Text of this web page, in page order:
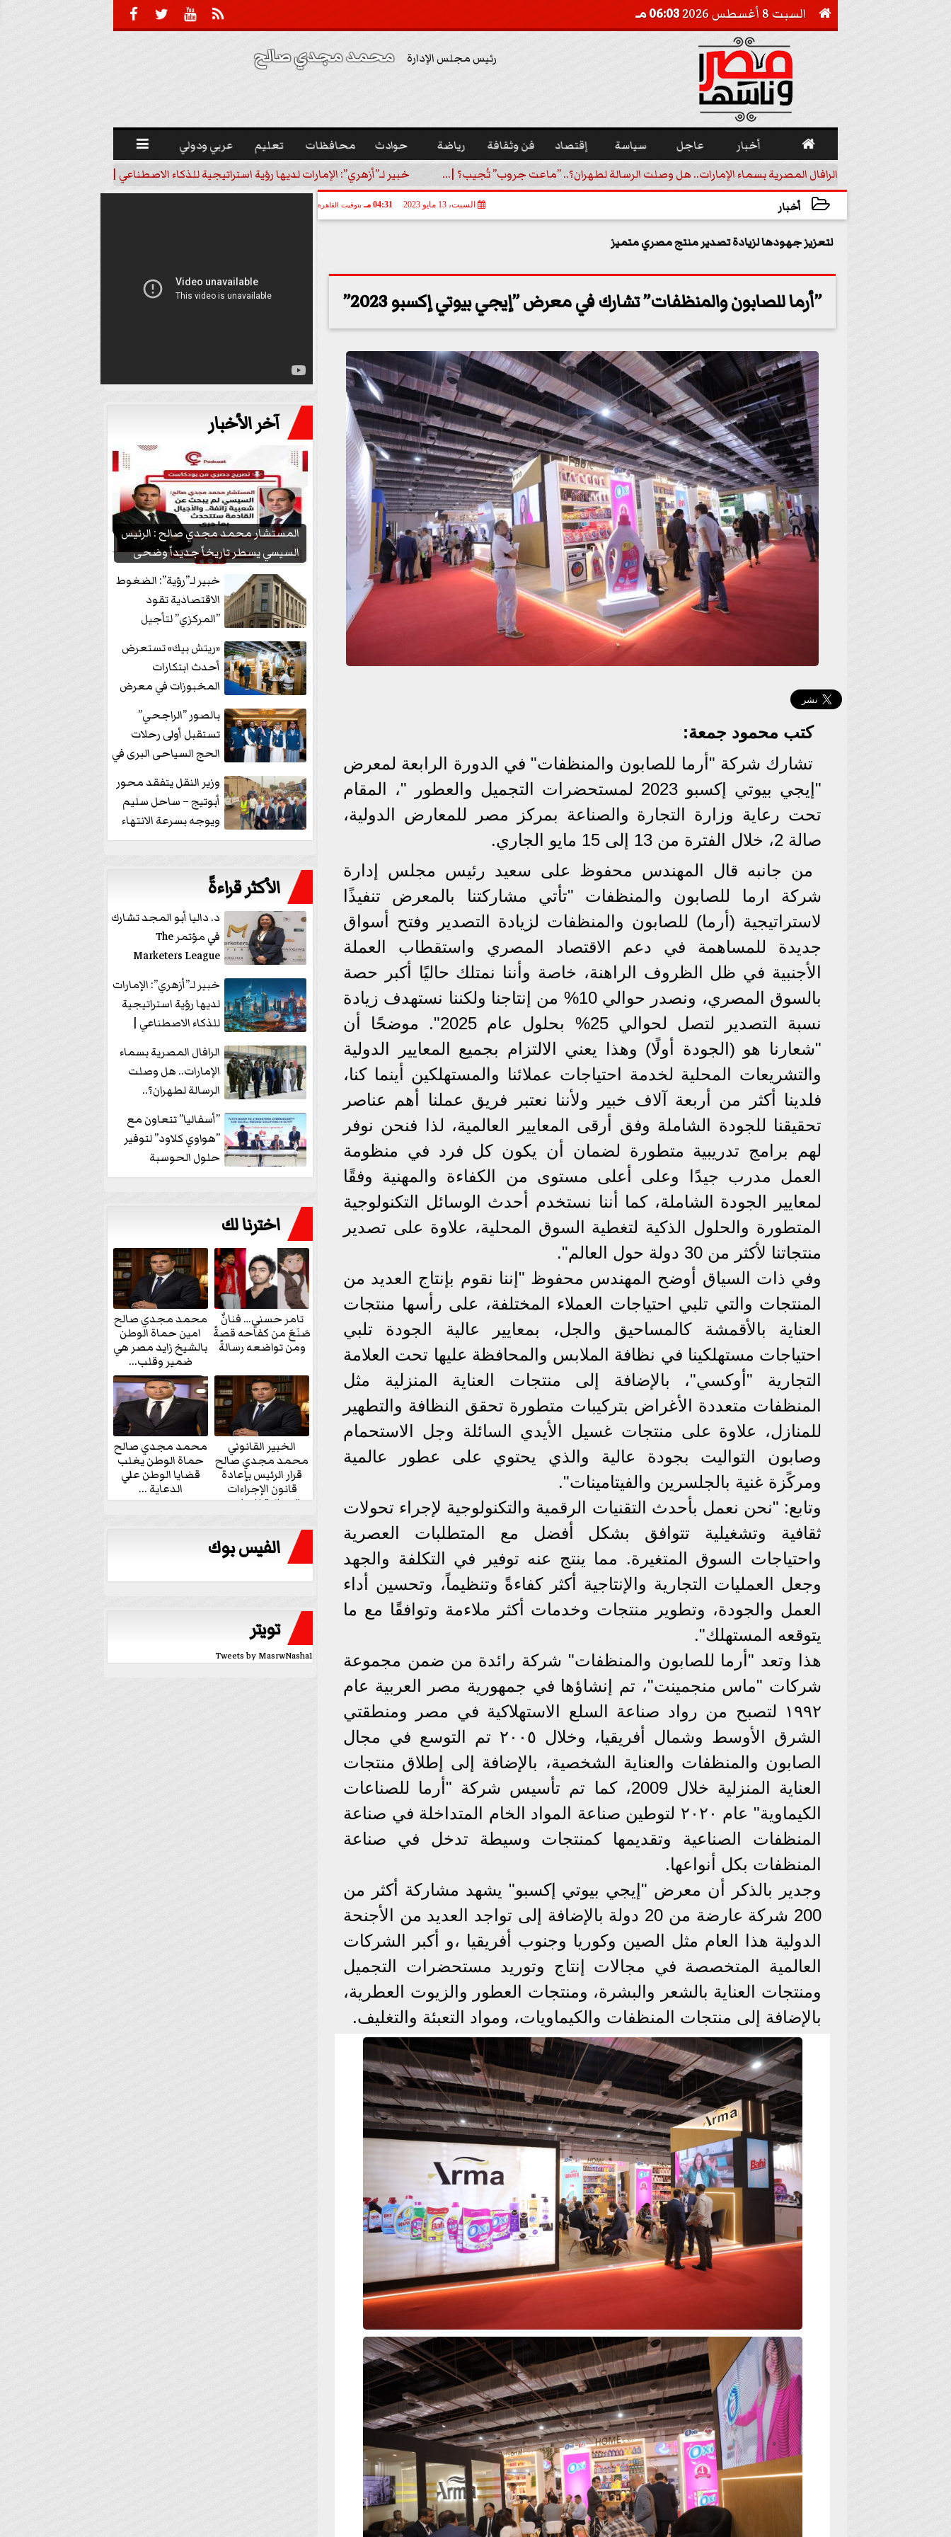
  

 السبت 8 أغسطس 2026 06:03 مـ
رئيس مجلس الإدارة محمد مجدي صالح
 أخبار عاجل سياسة إقتصاد فن وثقافة رياضة حوادث محافظات تعليم عربي ودولي 
الرافال المصرية بسماء الإمارات.. هل وصلت الرسالة لطهران؟.. ”ماعت جروب” تُجيب؟ |... خبير لـ”أزهري”: الإمارات لديها رؤية استراتيجية للذكاء الاصطناعي | فيديو
أخبار السبت، 13 مايو 2023 04:31 مـ بتوقيت القاهرة
2023-05-13 16:31:23
لتعزيز جهودها لزيادة تصدير منتج مصري متميز
”أرما للصابون والمنظفات” تشارك في معرض ”إيجي بيوتي إكسبو 2023”
كتب محمود جمعة:
تشارك شركة "أرما للصابون والمنظفات" في الدورة الرابعة لمعرض
"إيجي بيوتي إكسبو 2023 لمستحضرات التجميل والعطور "، المقام
تحت رعاية وزارة التجارة والصناعة بمركز مصر للمعارض الدولية،
صالة 2، خلال الفترة من 13 إلى 15 مايو الجاري.
من جانبه قال المهندس محفوظ على سعيد رئيس مجلس إدارة
شركة ارما للصابون والمنظفات "تأتي مشاركتنا بالمعرض تنفيذًا
لاستراتيجية (أرما) للصابون والمنظفات لزيادة التصدير وفتح أسواق
جديدة للمساهمة في دعم الاقتصاد المصري واستقطاب العملة
الأجنبية في ظل الظروف الراهنة، خاصة وأننا نمتلك حاليًا أكبر حصة
بالسوق المصري، ونصدر حوالي 10% من إنتاجنا ولكننا نستهدف زيادة
نسبة التصدير لتصل لحوالي 25% بحلول عام 2025". موضحًا أن
"شعارنا هو (الجودة أولًا) وهذا يعني الالتزام بجميع المعايير الدولية
والتشريعات المحلية لخدمة احتياجات عملائنا والمستهلكين أينما كنا،
فلدينا أكثر من أربعة آلاف خبير ولأننا نعتبر فريق عملنا أهم عناصر
تحقيقنا للجودة الشاملة وفق أرقى المعايير العالمية، لذا فنحن نوفر
لهم برامج تدريبية متطورة لضمان أن يكون كل فرد في منظومة
العمل مدرب جيدًا وعلى أعلى مستوى من الكفاءة والمهنية وفقًا
لمعايير الجودة الشاملة، كما أننا نستخدم أحدث الوسائل التكنولوجية
المتطورة والحلول الذكية لتغطية السوق المحلية، علاوة على تصدير
منتجاتنا لأكثر من 30 دولة حول العالم".
وفي ذات السياق أوضح المهندس محفوظ "إننا نقوم بإنتاج العديد من
المنتجات والتي تلبي احتياجات العملاء المختلفة، على رأسها منتجات
العناية بالأقمشة كالمساحيق والجل، بمعايير عالية الجودة تلبي
احتياجات مستهلكينا في نظافة الملابس والمحافظة عليها تحت العلامة
التجارية "أوكسي"، بالإضافة إلى منتجات العناية المنزلية مثل
المنظفات متعددة الأغراض بتركيبات متطورة تحقق النظافة والتطهير
للمنازل، علاوة على منتجات غسيل الأيدي السائلة وجل الاستحمام
وصابون التواليت بجودة عالية والذي يحتوي على عطور عالمية
ومركًزة غنية بالجلسرين والفيتامينات".
وتابع: "نحن نعمل بأحدث التقنيات الرقمية والتكنولوجية لإجراء تحولات
ثقافية وتشغيلية تتوافق بشكل أفضل مع المتطلبات العصرية
واحتياجات السوق المتغيرة. مما ينتج عنه توفير في التكلفة والجهد
وجعل العمليات التجارية والإنتاجية أكثر كفاءةً وتنظيماً، وتحسين أداء
العمل والجودة، وتطوير منتجات وخدمات أكثر ملاءمة وتوافقًا مع ما
يتوقعه المستهلك".
هذا وتعد "أرما للصابون والمنظفات" شركة رائدة من ضمن مجموعة
شركات "ماس منجمينت"، تم إنشاؤها في جمهورية مصر العربية عام
١٩٩٢ لتصبح من رواد صناعة السلع الاستهلاكية في مصر ومنطقتي
الشرق الأوسط وشمال أفريقيا، وخلال ٢٠٠٥ تم التوسع في مجال
الصابون والمنظفات والعناية الشخصية، بالإضافة إلى إطلاق منتجات
العناية المنزلية خلال 2009، كما تم تأسيس شركة "أرما للصناعات
الكيماوية" عام ٢٠٢٠ لتوطين صناعة المواد الخام المتداخلة في صناعة
المنظفات الصناعية وتقديمها كمنتجات وسيطة تدخل في صناعة
المنظفات بكل أنواعها.
وجدير بالذكر أن معرض "إيجي بيوتي إكسبو" يشهد مشاركة أكثر من
200 شركة عارضة من 20 دولة بالإضافة إلى تواجد العديد من الأجنحة
الدولية هذا العام مثل الصين وكوريا وجنوب أفريقيا ،و أكبر الشركات
العالمية المتخصصة في مجالات إنتاج وتوريد مستحضرات التجميل
ومنتجات العناية بالشعر والبشرة، ومنتجات العطور والزيوت العطرية،
بالإضافة إلى منتجات المنظفات والكيماويات، ومواد التعبئة والتغليف.
آخر الأخبار
المستشار محمد مجدي صالح : الرئيس
السيسي يسطر تاريخاً جديداً وضحى
بشعبيته...
خبير لـ”رؤية”: الضغوط
الاقتصادية تقود
”المركزي” لتأجيل
«ريتش بيك» تستعرض
أحدث ابتكارات
المخبوزات في معرض
منتجات...
بالصور ”الراجحي”
تستقبل أولى رحلات
الحج السياحى البرى في
وزير النقل يتفقد محور
أبوتيج – ساحل سليم
ويوجه بسرعة الانتهاء
من...
الأكثر قراءةً
د. داليا أبو المجد تشارك
في مؤتمر The
Marketers League
وتدير جلسة...
خبير لـ”أزهري”: الإمارات
لديها رؤية استراتيجية
للذكاء الاصطناعي |
الرافال المصرية بسماء
الإمارات.. هل وصلت
الرسالة لطهران؟..
”ماعت جروب” تُجيب؟
|...
”أسفاليا” تتعاون مع
”هواوي كلاود” لتوفير
حلول الحوسبة
السحابية والأمن
اخترنا لك
تامر حسني… فنانٌ
صَنَعَ من كفاحه قصةً
ومن تواضعه رسالةً
محمد مجدي صالح
امين حماة الوطن
بالشيخ زايد مصر هي
ضمير وقلب...
الخبير القانوني
محمد مجدي صالح
قرار الرئيس بإعادة
قانون الإجراءات
الجنائية للنواب...
محمد مجدي صالح
حماة الوطن يغلب
قضايا الوطن علي
الدعاية ...
الفيس بوك
تويتر
Tweets by MasrwNasha1